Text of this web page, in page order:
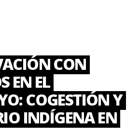
CON
EN EL
COGESTIÓN Y
INDÍGENA EN